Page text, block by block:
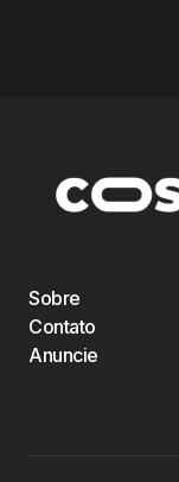
Sobre
Contato
Anuncie